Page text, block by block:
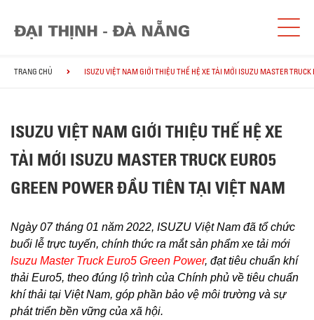
TRANG CHỦ ISUZU VIỆT NAM GIỚI THIỆU THẾ HỆ XE TẢI MỚI ISUZU MASTER
ISUZU VIỆT NAM GIỚI THIỆU THẾ HỆ XE
TẢI MỚI ISUZU MASTER TRUCK EURO5
GREEN POWER ĐẦU TIÊN TẠI VIỆT NAM
Ngày 07 tháng 01 năm 2022, ISUZU Việt Nam đã tổ chức
buổi lễ trực tuyến, chính thức ra mắt sản phẩm xe tải mới
Isuzu Master Truck Euro5 Green Power, đạt tiêu chuẩn khí
thải Euro5, theo đúng lộ trình của Chính phủ về tiêu chuẩn
khí thải tại Việt Nam, góp phần bảo vệ môi trường và sự
phát triển bền vững của xã hội.